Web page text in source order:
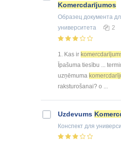
Komercdarījumos
Образец документа
университета
2
1. Kas ir
Īpašuma tiesību ...
uzņēmuma
raksturošanai? o ...
Uzdevums
Конспект для